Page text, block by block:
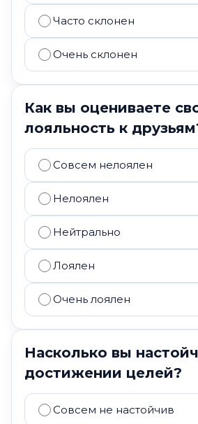
Часто склонен
Очень склонен
Как вы оцениваете
лояльность к
Совсем нелоялен
Нелоялен
Нейтрально
Лоялен
Очень лоялен
Насколько вы
достижении целей?
Совсем не настойчив